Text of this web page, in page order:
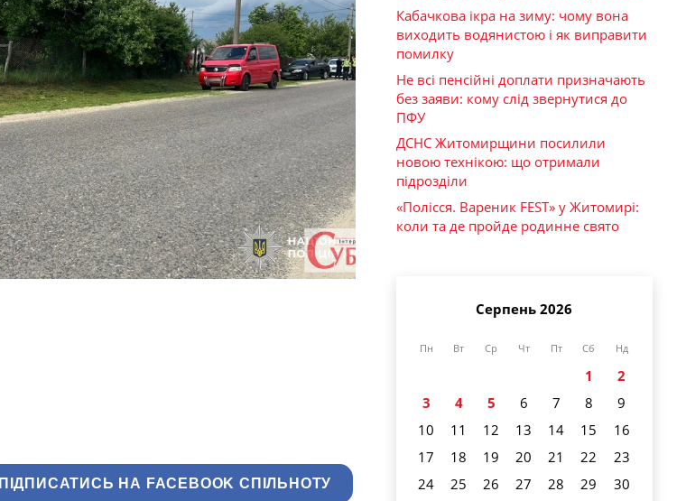
ПІДПИСАТИСЬ НА FACEBOOK СПІЛЬНОТУ
Кабачкова ікра на зиму: чому вона
виходить водянистою і як виправити
помилку
Не всі пенсійні доплати призначають
без заяви: кому слід звернутися до
ПФУ
ДСНС Житомирщини посилили
новою технікою: що отримали
підрозділи
«Полісся. Вареник FEST» у Житомирі:
коли та де пройде родинне свято
Серпень 2026
Пн Вт Ср Чт Пт Сб Нд
1
2
3
4 5 6 7 8
9
10
11 12 13 14 15
16
17
18 19 20 21 22
23
24
25 26 27 28 29
30